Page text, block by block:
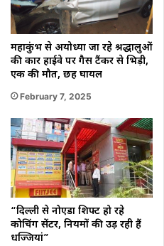
महाकुंभ से अयोध्या जा रहे श्रद्धालुओं
की कार हाईवे पर गैस टैंकर से भिड़ी,
एक की मौत, छह घायल
February 7, 2025
“दिल्ली से नोएडा शिफ्ट हो रहे
कोचिंग सेंटर, नियमों की उड़ रही हैं
धज्जियां”